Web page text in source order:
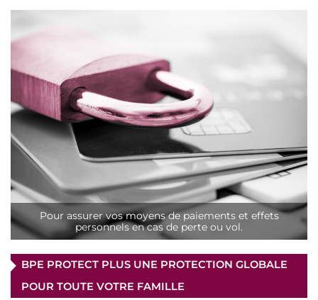
Pour assurer vos moyens de paiements et effets
personnels en cas de perte ou vol.
BPE PROTECT PLUS UNE PROTECTION GLOBALE
POUR TOUTE VOTRE FAMILLE